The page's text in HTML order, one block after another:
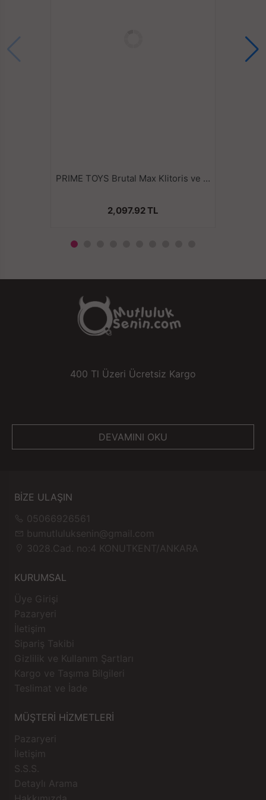
PRIME TOYS Brutal Max Klitoris ve G Nokta Uyarıcı Su Geçirmez Vibratör - Mor
2,097.92 TL
400 Tl Üzeri Ücretsiz Kargo
DEVAMINI OKU
BİZE ULAŞIN
05066926561
bumutluluksenin@gmail.com
3028.Cad. no:4 KONUTKENT/ANKARA
KURUMSAL
Üye Girişi
Pazaryeri
İletişim
Sipariş Takibi
Gizlilik ve Kullanım Şartları
Kargo ve Taşıma Bilgileri
Teslimat ve İade
MÜŞTERİ HİZMETLERİ
Pazaryeri
İletişim
S.S.S.
Detaylı Arama